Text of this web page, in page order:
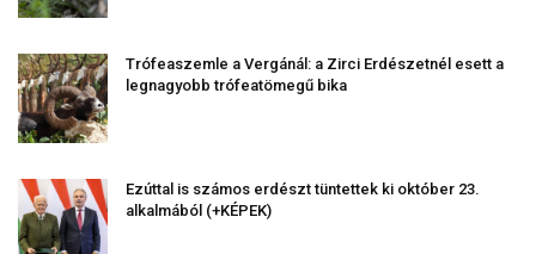
Trófeaszemle a Vergánál: a Zirci Erdészetnél esett a
legnagyobb trófeatömegű bika
Ezúttal is számos erdészt tüntettek ki október 23.
alkalmából (+KÉPEK)